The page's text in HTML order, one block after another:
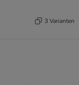
3 Varianten